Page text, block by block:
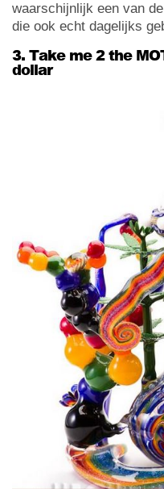
waarschijnlijk een van
die ook echt dagelijks
3. Take me 2 the
dollar